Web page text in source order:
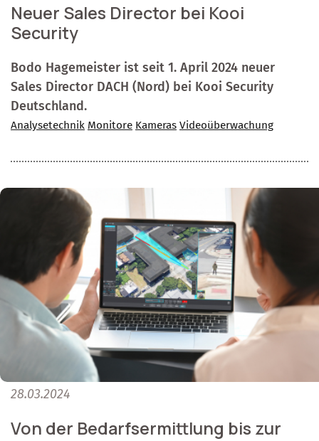
Neuer Sales Director bei Kooi
Security
Bodo Hagemeister ist seit 1. April 2024 neuer
Sales Director DACH (Nord) bei Kooi Security
Deutschland.
Analysetechnik Monitore Kameras Videoüberwachung
28.03.2024
Von der Bedarfsermittlung bis zur